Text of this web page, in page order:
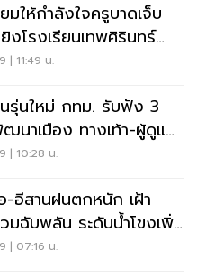
มให้กำลังใจครูบาดเจ็บ
งโรงเรียนเทพศิรินทร์
| 11:49 น.
รุ่นใหม่ กทม. รับฟัง 3
นาเมือง ทางเท้า-ผู้ดูแล
กรยาน
| 10:28 น.
-อีสานฝนตกหนัก เฝ้า
มฉับพลัน ระดับน้ำโขงเพิ่ม
| 07:16 น.